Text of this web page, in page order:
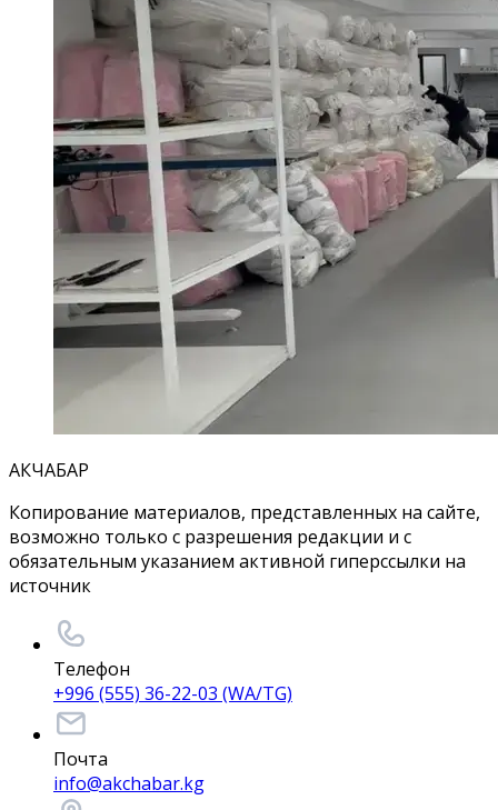
АКЧАБАР
Копирование материалов, представленных на сайте,
возможно только с разрешения редакции и с
обязательным указанием активной гиперссылки на
источник
Телефон
+996 (555) 36-22-03 (WA/TG)
Почта
info@akchabar.kg